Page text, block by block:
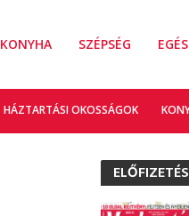
KONYHA SZÉPSÉG
HÁZTARTÁSI OKOSSÁGOK
ELŐFIZETÉS